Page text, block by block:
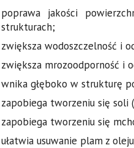
poprawa jakości
strukturach;
zwiększa wodoszczelność i
zwiększa mrozoodporność i
wnika głęboko w strukturę
zapobiega tworzeniu się soli
zapobiega tworzeniu się
ułatwia usuwanie plam z